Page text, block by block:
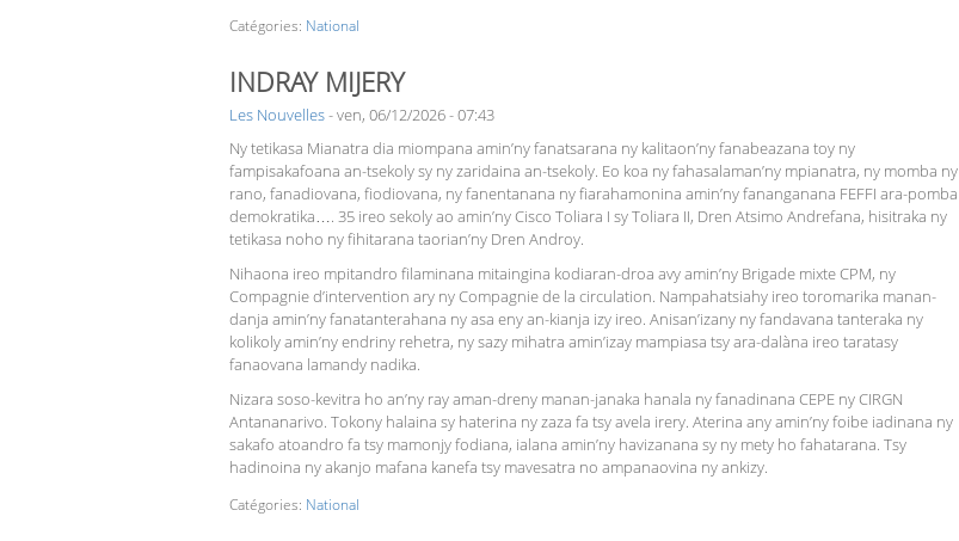
Catégories: National
INDRAY MIJERY
Les Nouvelles-ven, 06/12/2026 - 07:43
Ny tetikasa Mianatra dia miompana amin’ny fanatsarana ny kalitaon’ny fanabeazana toy ny
fampisakafoana an-tsekoly sy ny zaridaina an-tsekoly. Eo koa ny fahasalaman’ny mpianatra, ny momba ny
rano, fanadiovana, fiodiovana, ny fanentanana ny fiarahamonina amin’ny fananganana FEFFI ara-pomba
demokratika…. 35 ireo sekoly ao amin’ny Cisco Toliara I sy Toliara II, Dren Atsimo Andrefana, hisitraka ny
tetikasa noho ny fihitarana taorian’ny Dren Androy.
Nihaona ireo mpitandro filaminana mitaingina kodiaran-droa avy amin’ny Brigade mixte CPM, ny
Compagnie d’intervention ary ny Compagnie de la circulation. Nampahatsiahy ireo toromarika manan-
danja amin’ny fanatanterahana ny asa eny an-kianja izy ireo. Anisan’izany ny fandavana tanteraka ny
kolikoly amin’ny endriny rehetra, ny sazy mihatra amin’izay mampiasa tsy ara-dalàna ireo taratasy
fanaovana lamandy nadika.
Nizara soso-kevitra ho an’ny ray aman-dreny manan-janaka hanala ny fanadinana CEPE ny CIRGN
Antananarivo. Tokony halaina sy haterina ny zaza fa tsy avela irery. Aterina any amin’ny foibe iadinana ny
sakafo atoandro fa tsy mamonjy fodiana, ialana amin’ny havizanana sy ny mety ho fahatarana. Tsy
hadinoina ny akanjo mafana kanefa tsy mavesatra no ampanaovina ny ankizy.
Catégories: National